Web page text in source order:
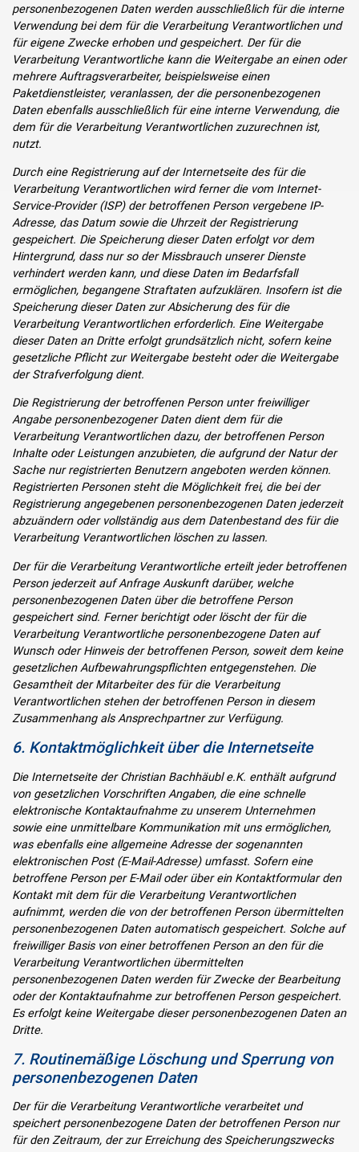
personenbezogenen Daten werden ausschließlich für die interne
Verwendung bei dem für die Verarbeitung Verantwortlichen und
für eigene Zwecke erhoben und gespeichert. Der für die
Verarbeitung Verantwortliche kann die Weitergabe an einen oder
mehrere Auftragsverarbeiter, beispielsweise einen
Paketdienstleister, veranlassen, der die personenbezogenen
Daten ebenfalls ausschließlich für eine interne Verwendung, die
dem für die Verarbeitung Verantwortlichen zuzurechnen ist,
nutzt.
Durch eine Registrierung auf der Internetseite des für die
Verarbeitung Verantwortlichen wird ferner die vom Internet-
Service-Provider (ISP) der betroffenen Person vergebene IP-
Adresse, das Datum sowie die Uhrzeit der Registrierung
gespeichert. Die Speicherung dieser Daten erfolgt vor dem
Hintergrund, dass nur so der Missbrauch unserer Dienste
verhindert werden kann, und diese Daten im Bedarfsfall
ermöglichen, begangene Straftaten aufzuklären. Insofern ist die
Speicherung dieser Daten zur Absicherung des für die
Verarbeitung Verantwortlichen erforderlich. Eine Weitergabe
dieser Daten an Dritte erfolgt grundsätzlich nicht, sofern keine
gesetzliche Pflicht zur Weitergabe besteht oder die Weitergabe
der Strafverfolgung dient.
Die Registrierung der betroffenen Person unter freiwilliger
Angabe personenbezogener Daten dient dem für die
Verarbeitung Verantwortlichen dazu, der betroffenen Person
Inhalte oder Leistungen anzubieten, die aufgrund der Natur der
Sache nur registrierten Benutzern angeboten werden können.
Registrierten Personen steht die Möglichkeit frei, die bei der
Registrierung angegebenen personenbezogenen Daten jederzeit
abzuändern oder vollständig aus dem Datenbestand des für die
Verarbeitung Verantwortlichen löschen zu lassen.
Der für die Verarbeitung Verantwortliche erteilt jeder betroffenen
Person jederzeit auf Anfrage Auskunft darüber, welche
personenbezogenen Daten über die betroffene Person
gespeichert sind. Ferner berichtigt oder löscht der für die
Verarbeitung Verantwortliche personenbezogene Daten auf
Wunsch oder Hinweis der betroffenen Person, soweit dem keine
gesetzlichen Aufbewahrungspflichten entgegenstehen. Die
Gesamtheit der Mitarbeiter des für die Verarbeitung
Verantwortlichen stehen der betroffenen Person in diesem
Zusammenhang als Ansprechpartner zur Verfügung.
6. Kontaktmöglichkeit über die Internetseite
Die Internetseite der Christian Bachhäubl e.K. enthält aufgrund
von gesetzlichen Vorschriften Angaben, die eine schnelle
elektronische Kontaktaufnahme zu unserem Unternehmen
sowie eine unmittelbare Kommunikation mit uns ermöglichen,
was ebenfalls eine allgemeine Adresse der sogenannten
elektronischen Post (E-Mail-Adresse) umfasst. Sofern eine
betroffene Person per E-Mail oder über ein Kontaktformular den
Kontakt mit dem für die Verarbeitung Verantwortlichen
aufnimmt, werden die von der betroffenen Person übermittelten
personenbezogenen Daten automatisch gespeichert. Solche auf
freiwilliger Basis von einer betroffenen Person an den für die
Verarbeitung Verantwortlichen übermittelten
personenbezogenen Daten werden für Zwecke der Bearbeitung
oder der Kontaktaufnahme zur betroffenen Person gespeichert.
Es erfolgt keine Weitergabe dieser personenbezogenen Daten an
Dritte.
7. Routinemäßige Löschung und Sperrung von
personenbezogenen Daten
Der für die Verarbeitung Verantwortliche verarbeitet und
speichert personenbezogene Daten der betroffenen Person nur
für den Zeitraum, der zur Erreichung des Speicherungszwecks